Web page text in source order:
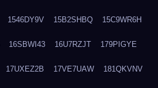
1546DY9V 15B2SHBQ 15C9WR6H
16SBWI43 16U7RZJT 179PIGYE
17UXEZ2B 17VE7UAW 181QKVNV